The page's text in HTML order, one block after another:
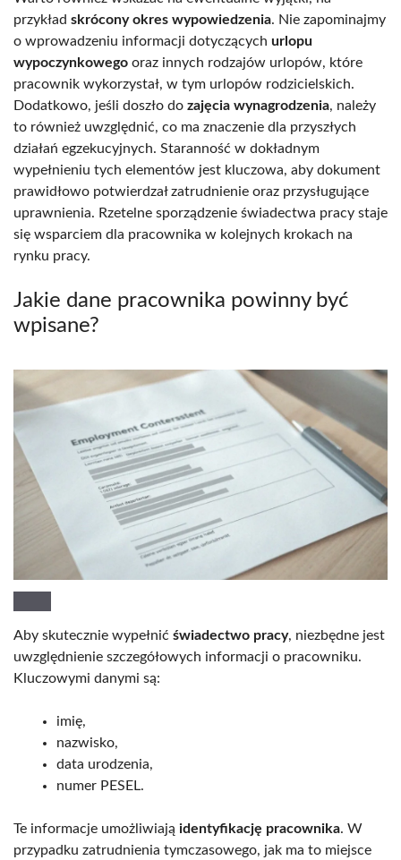
przykład skrócony okres wypowiedzenia. Nie zapominajmy
o wprowadzeniu informacji dotyczących urlopu
wypoczynkowego oraz innych rodzajów urlopów, które
pracownik wykorzystał, w tym urlopów rodzicielskich.
Dodatkowo, jeśli doszło do zajęcia wynagrodzenia, należy
to również uwzględnić, co ma znaczenie dla przyszłych
działań egzekucyjnych. Staranność w dokładnym
wypełnieniu tych elementów jest kluczowa, aby dokument
prawidłowo potwierdzał zatrudnienie oraz przysługujące
uprawnienia. Rzetelne sporządzenie świadectwa pracy staje
się wsparciem dla pracownika w kolejnych krokach na
rynku pracy.
Jakie dane pracownika powinny być
wpisane?
Aby skutecznie wypełnić świadectwo pracy, niezbędne jest
uwzględnienie szczegółowych informacji o pracowniku.
Kluczowymi danymi są:
imię,
nazwisko,
data urodzenia,
numer PESEL.
Te informacje umożliwiają identyfikację pracownika. W
przypadku zatrudnienia tymczasowego, jak ma to miejsce